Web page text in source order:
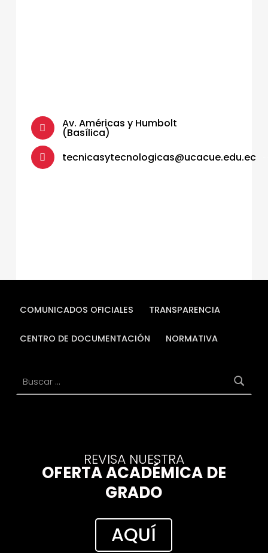
Av. Américas y Humbolt
(Basílica)
tecnicasytecnologicas@ucacue.edu.ec
COMUNICADOS OFICIALES TRANSPARENCIA
CENTRO DE DOCUMENTACIÓN NORMATIVA
REVISA NUESTRA
OFERTA ACADÉMICA DE
GRADO
AQUÍ